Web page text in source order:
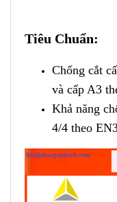
Tiêu Chuẩn:
Chống cắt
và cấp A3
Khả năng
4/4 theo